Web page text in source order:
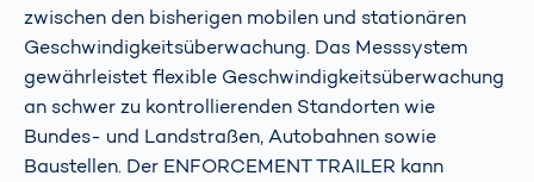
zwischen den bisherigen mobilen und stationären
Geschwindigkeitsüberwachung. Das Messsystem
gewährleistet flexible Geschwindigkeitsüberwachung
an schwer zu kontrollierenden Standorten wie
Bundes- und Landstraßen, Autobahnen sowie
Baustellen. Der ENFORCEMENT TRAILER kann